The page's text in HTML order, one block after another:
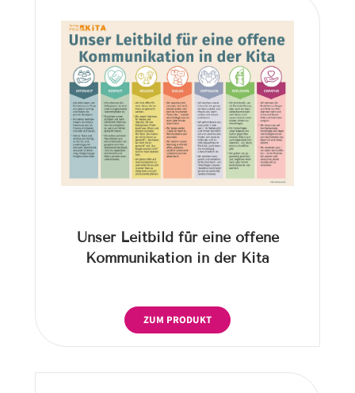
Unser Leitbild für eine offene
Kommunikation in der Kita
ZUM PRODUKT